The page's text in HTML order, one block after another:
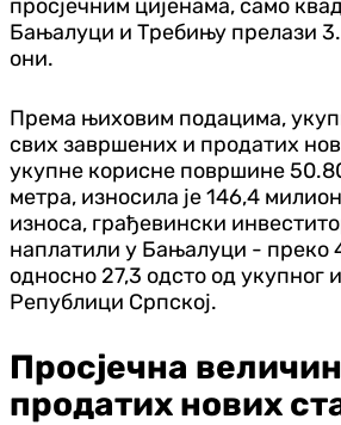
просјечним цијенама, само
Бањалуци и Требињу прелази
они.
Према њиховим подацима,
свих завршених и продатих
укупне корисне површине
метра, износила је 146,4
износа, грађевински
наплатили у Бањалуци - преко
односно 27,3 одсто од укупног
Републици Српској.
Просјечна
продатих нових